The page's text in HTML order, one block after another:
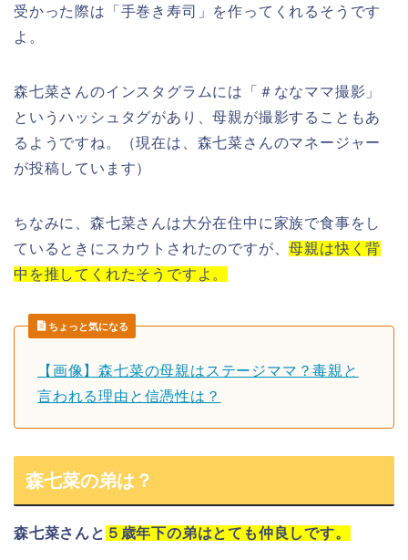
受かった際は「 手巻き寿司
」を作ってくれるそうです
よ。
森七菜さんのインスタグラムには「 ＃ななママ撮影 」
というハッシュタグがあり、母親が撮影することもあ
るようですね。（現在は、森七菜さんのマネージャー
が投稿しています）
ちなみに、 森七菜さんは大分在住中に家族で食事をし
ているときにスカウトされたのですが、母親は快く背
中を推してくれたそうですよ。
ちょっと気になる
【画像】森七菜の母親はステージママ？毒親と
言われる理由と信憑性は？
森七菜の弟は？
森七菜さんと ５歳年下の弟はとても仲良しです。